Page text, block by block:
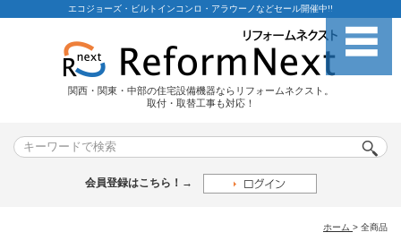
エコジョーズ・ビルトインコンロ・アラウーノなどセール開催中!!
関西・関東・中部の住宅設備機器ならリフォームネクスト。
取付・取替工事も対応！
会員登録はこちら！→
ホーム > 全商品